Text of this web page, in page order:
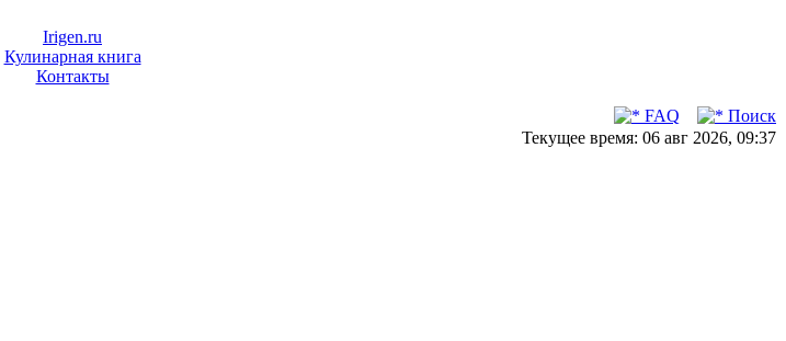
Irigen.ru
Кулинарная книга
Контакты
FAQ
Поиск
Текущее время: 06 авг 2026, 09:37